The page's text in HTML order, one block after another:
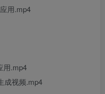
用.mp4
用.mp4
成视频.mp4